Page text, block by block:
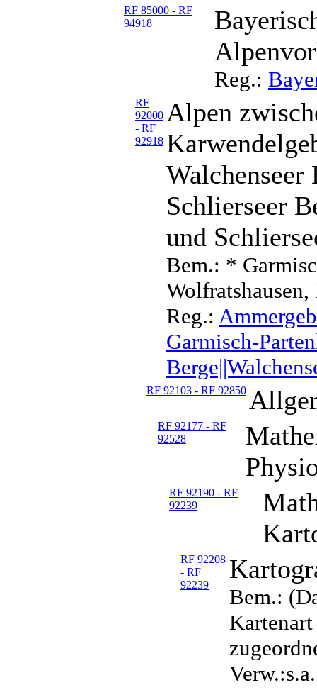
RF 85000 - RF
94918
Reg.:
RF
92000
- RF
92918
Alpen
Walchenseer
Schlierseer
und
Bem.: *
Reg.:
Garmisch-
RF 92103 - RF 92850
RF 92177 - RF
92528
RF 92190 - RF
92239
RF 92208
- RF
92239
Bem.: